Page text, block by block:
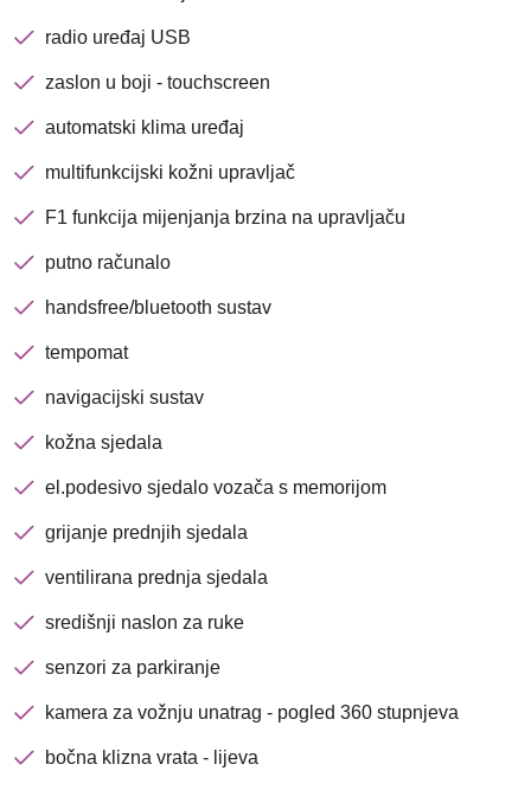
radio uređaj USB
zaslon u boji - touchscreen
automatski klima uređaj
multifunkcijski kožni upravljač
F1 funkcija mijenjanja brzina na upravljaču
putno računalo
handsfree/bluetooth sustav
tempomat
navigacijski sustav
kožna sjedala
el.podesivo sjedalo vozača s memorijom
grijanje prednjih sjedala
ventilirana prednja sjedala
središnji naslon za ruke
senzori za parkiranje
kamera za vožnju unatrag - pogled 360 stupnjeva
bočna klizna vrata - lijeva
avenija 102, Resnik